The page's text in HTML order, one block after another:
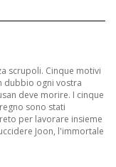
scrupoli. Cinque motivi
dubbio ogni vostra
deve morire. I cinque
sono stati
per lavorare insieme
Joon, l'immortale